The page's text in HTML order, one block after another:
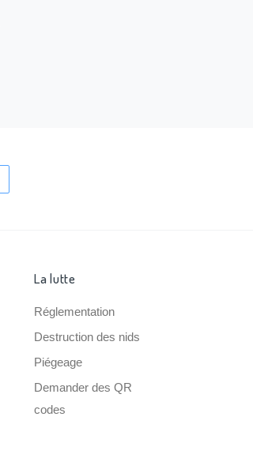
La lutte
Réglementation
Destruction des nids
Piégeage
Demander des QR
codes